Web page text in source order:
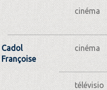
cinéma
Cadol
Françoise
cinéma
télévisio